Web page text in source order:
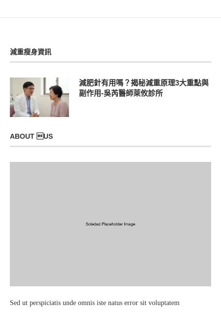
減重瘦身資訊
減肥針有用嗎？揭秘減重原理3大重點與
副作用-吳芮醫師萊攸診所
ABOUT US
Sed ut perspiciatis unde omnis iste natus error sit voluptatem